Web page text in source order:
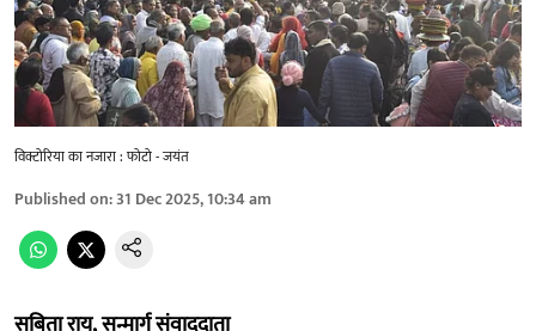
विक्टोरिया का नजारा : फोटो - जयंत
Published on:31 Dec 2025, 10:34 am